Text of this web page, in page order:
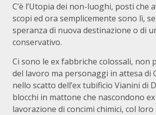
C’è l’Utopia dei non-luoghi, posti che
scopi ed ora semplicemente sono lì,
speranza di nuova destinazione o di
conservativo.
Ci sono le ex fabbriche colossali, non
del lavoro ma personaggi in attesa di
nello scatto dell’ex tubificio Vianini di
blocchi in mattone che nascondono
lavorazione di concimi chimici, col